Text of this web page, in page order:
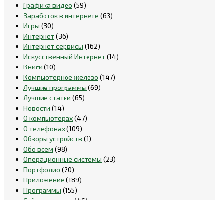
Графика видео (59)
Заработок в интернете (63)
Игры (30)
Интернет(36)
Интернет сервисы (162)
Искусственный Интернет(14)
Книги (10)
Компьютерное железо (147)
Лучшие программы (69)
Лучшие статьи (65)
Новости (14)
О компьютерах(47)
О телефонах(109)
Обзоры устройств (1)
Обо всём (98)
Операционные системы (23)
Портфолио (20)
Приложение (189)
Программы (155)